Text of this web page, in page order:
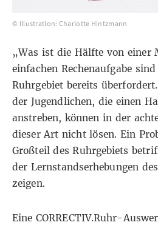
© Illustration: Charlotte Hintzmann
„Was ist die Hälfte von einer
einfachen Rechenaufgabe
Ruhrgebiet bereits
der Jugendlichen, die einen
anstreben, können in der
dieser Art nicht lösen. Ein
Großteil des Ruhrgebiets
der Lernstandserhebungen
zeigen.
Eine CORRECTIV.Ruhr-